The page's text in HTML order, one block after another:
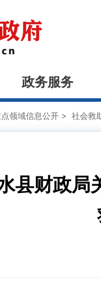
政务服务
领域信息公开 > 社会救
县财政局